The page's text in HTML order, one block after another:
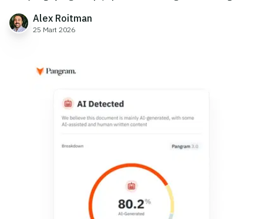
almaktadır.Alex Roitman
25 Mart 2026